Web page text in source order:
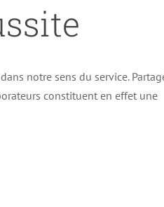
notre sens du service.
constituent en effet une